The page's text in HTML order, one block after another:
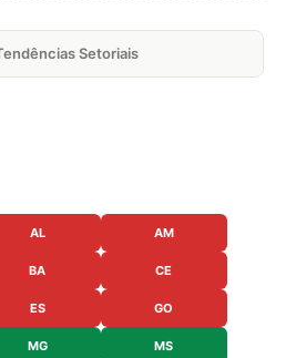
Setoriais
AL AM
BA CE
ES GO
MG MS